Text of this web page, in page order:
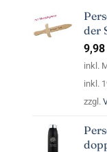
der
9,98
inkl.
inkl.
zzgl.